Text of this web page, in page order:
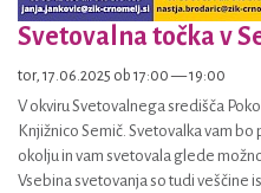
Svetovalna točka v
tor, 17.06.2025 ob 17:00 — 19:00
V okviru Svetovalnega središča
Knjižnico Semič. Svetovalka vam
okolju in vam svetovala glede
Vsebina svetovanja so tudi veščine